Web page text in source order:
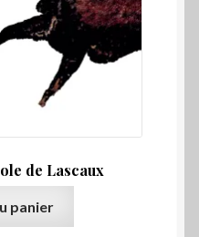
de Lascaux
panier